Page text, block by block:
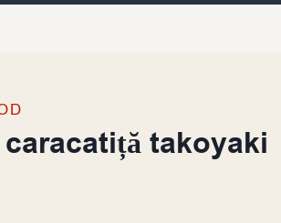
takoyaki